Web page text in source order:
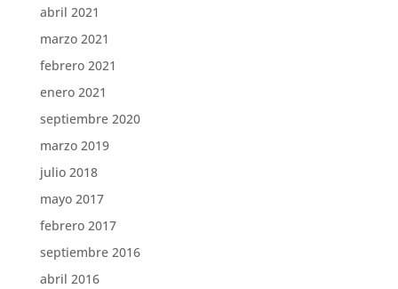
abril 2021
marzo 2021
febrero 2021
enero 2021
septiembre 2020
marzo 2019
julio 2018
mayo 2017
febrero 2017
septiembre 2016
abril 2016